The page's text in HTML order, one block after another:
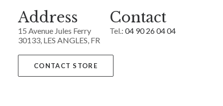
Address
15 Avenue Jules Ferry
30133, LES ANGLES, FR
Contact
Tel.:04 90 26 04 04
CONTACT STORE